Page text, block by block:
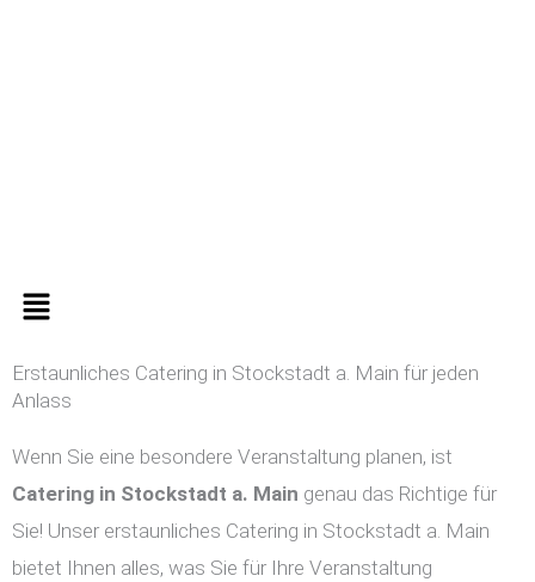
Menü
Erstaunliches Catering in Stockstadt a. Main für jeden
Anlass
Wenn Sie eine besondere Veranstaltung planen, ist
Catering in Stockstadt a. Main genau das Richtige für
Sie! Unser erstaunliches Catering in Stockstadt a. Main
bietet Ihnen alles, was Sie für Ihre Veranstaltung